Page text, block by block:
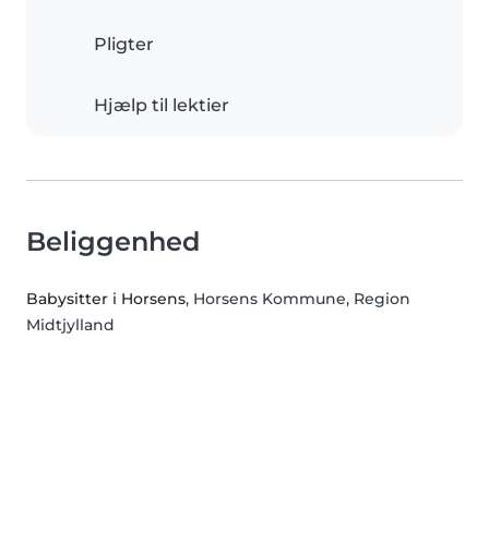
Pligter
Hjælp til lektier
Beliggenhed
Babysitter i Horsens, Horsens Kommune, Region
Midtjylland